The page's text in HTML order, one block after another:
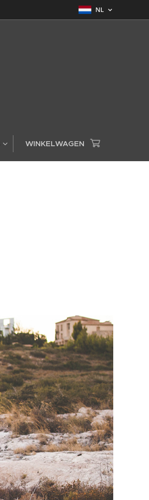
NL
WINKELWAGEN